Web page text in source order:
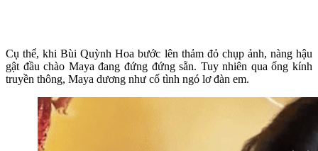
Cụ thể, khi Bùi Quỳnh Hoa bước lên thảm đỏ chụp ảnh, nàng hậu
gật đầu chào Maya đang đứng đứng sẵn. Tuy nhiên qua ống kính
truyền thông, Maya dương như cố tình ngó lơ đàn em.